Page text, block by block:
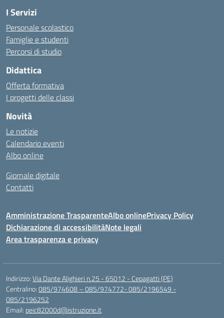
I Servizi
Personale scolastico
Famiglie e studenti
Percorsi di studio
Didattica
Offerta formativa
I progetti delle classi
Novità
Le notizie
Calendario eventi
Albo online
Giornale digitale
Contatti
Amministrazione TrasparenteAlbo onlinePrivacy Policy
Dichiarazione di accessibilitàNote legali
Area trasparenza e privacy
Indirizzo:Via Dante Alighieri n.25 - 65012 - Cepagatti (PE)
Centralino:085/974608 – 085/974772- 085/2196549 -
085/2196252
Email: peic82000d@istruzione.it